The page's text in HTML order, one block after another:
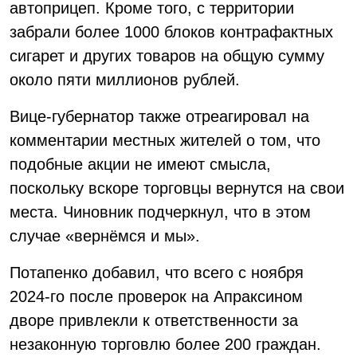
автоприцеп. Кроме того, с территории
забрали более 1000 блоков контрафактных
сигарет и других товаров на общую сумму
около пяти миллионов рублей.
Вице-губернатор также отреагировал на
комментарии местных жителей о том, что
подобные акции не имеют смысла,
поскольку вскоре торговцы вернутся на свои
места. Чиновник подчеркнул, что в этом
случае «вернёмся и мы».
Потапенко добавил, что всего с ноября
2024-го после проверок на Апраксином
дворе привлекли к ответственности за
незаконную торговлю более 200 граждан.